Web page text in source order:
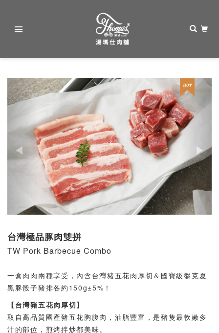
瑪
仕
舖
Previous Next
台灣極品豚肉雙拼
TW Pork Barbecue Combo
一盒肉肉兩種享受，內含台灣豬五花肉厚切＆國寶級盤克夏
黑豚骰子豬排各約150g±5%！
【台灣豬五花肉厚切】
取自高品質國產豬五花胸腹肉，油脂豐富，是豬隻最軟嫩多
汁的部位，煎烤拌炒都美味。